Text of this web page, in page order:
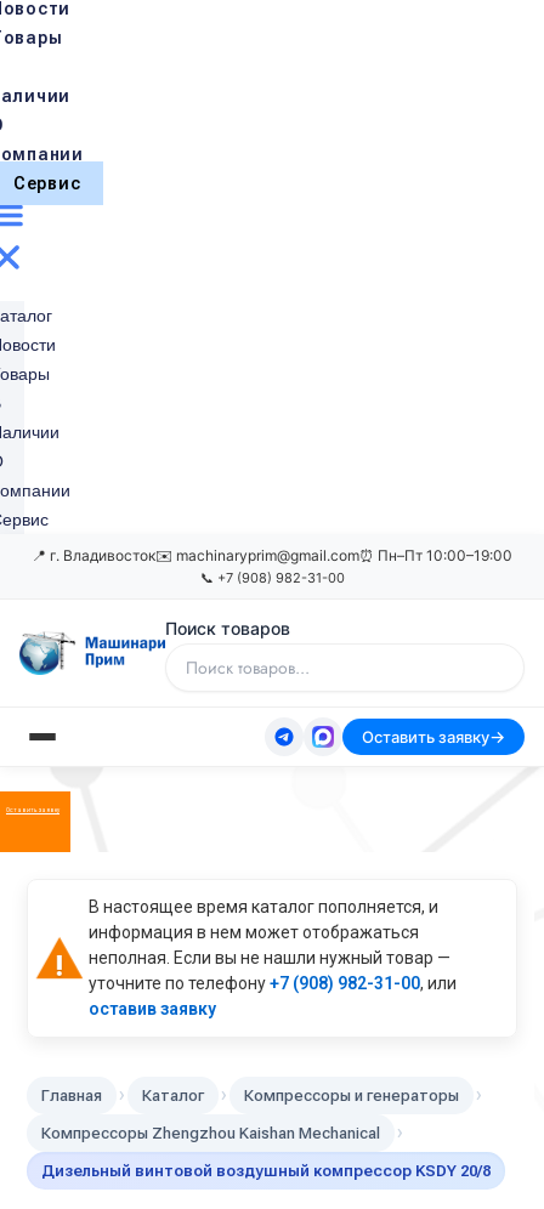
Сервис
📍 г. Владивосток✉️ machinaryprim@gmail.com⏰ Пн–Пт 10:00–19:00
📞 +7 (908) 982-31-00
Поиск товаров
Оставить заявку
Оставить заявку
В настоящее время каталог пополняется, и
информация в нем может отображаться
неполная. Если вы не нашли нужный товар —
уточните по телефону+7 (908) 982-31-00, или
оставив заявку
Главная › Каталог › Компрессоры и генераторы ›
Компрессоры Zhengzhou Kaishan Mechanical ›
Дизельный винтовой воздушный компрессор KSDY 20/8